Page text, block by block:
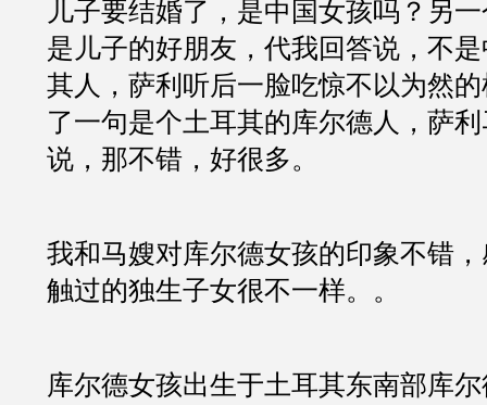
儿子要结婚了，是中国女孩吗？另
是儿子的好朋友，代我回答说，不
其人，萨利听后一脸吃惊不以为然
了一句是个土耳其的库尔德人，萨
说，那不错，好很多。
我和马嫂对库尔德女孩的印象不错
触过的独生子女很不一样。。
库尔德女孩出生于土耳其东南部库